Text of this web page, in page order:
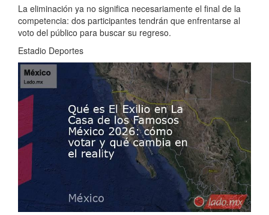
La eliminación ya no significa necesariamente el final de la
competencia: dos participantes tendrán que enfrentarse al
voto del público para buscar su regreso.
Estadio Deportes